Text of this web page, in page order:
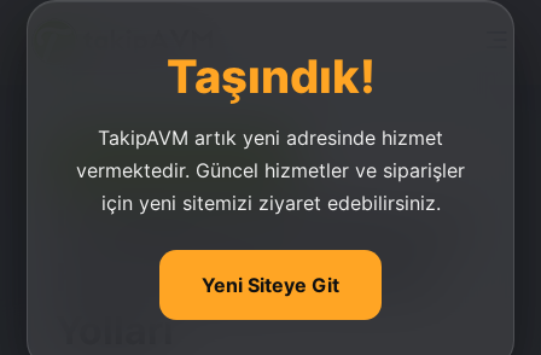
Taşındık!
TakipAVM artık yeni adresinde hizmet
vermektedir. Güncel hizmetler ve siparişler
için yeni sitemizi ziyaret edebilirsiniz.
Yeni Siteye Git
Ucuz Takipçi Satın Al
İnstagram’da Kolay Ve
Hızlı Takipten Çıkma
Yolları